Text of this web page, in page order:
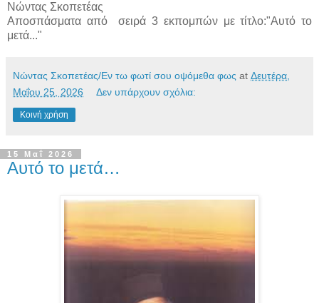
Νώντας Σκοπετέας
Αποσπάσματα από σειρά 3 εκπομπών με τίτλο:"Αυτό το
μετά..."
Νώντας Σκοπετέας/Εν τω φωτί σου οψόμεθα φως at Δευτέρα,
Μαΐου 25, 2026
Δεν υπάρχουν σχόλια:
Κοινή χρήση
15 Μαΐ 2026
Αυτό το μετά…